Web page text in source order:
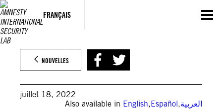
FRANÇAIS
Aller
au
contenu
NOUVELLES
juillet 18, 2022
Also available in English,Español,العربية